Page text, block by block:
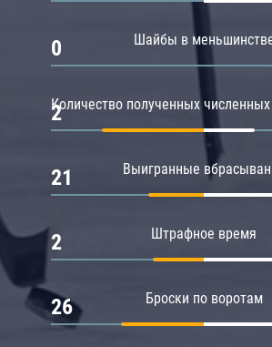
Шайбы в
0
Количество полученных
2
Выигранные
21
Штрафное время
2
Броски по воротам
26